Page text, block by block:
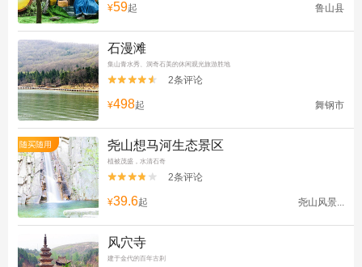
¥59起 鲁山县
石漫滩
集山青水秀、洞奇石美的休闲观光旅游胜地

 2条评论
¥498起 舞钢市
随买随用 尧山想马河生态景区
植被茂盛，水清石奇

 2条评论
¥39.6起 尧山风景...
风穴寺
建于金代的百年古刹